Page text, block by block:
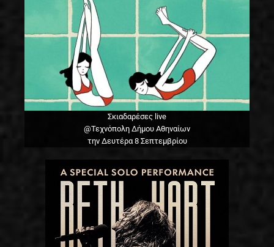
Σκιαδαρέσες live
@Τεχνόπολη Δήμου Αθηναίων
την Δευτέρα 8 Σεπτεμβρίου